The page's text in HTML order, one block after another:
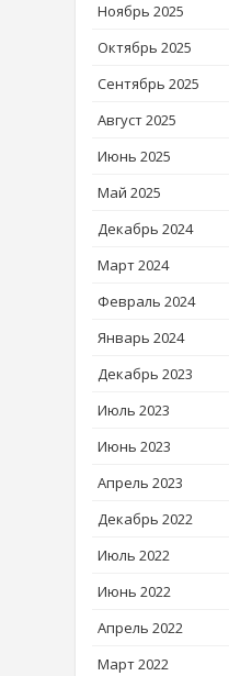
Ноябрь 2025
Октябрь 2025
Сентябрь 2025
Август 2025
Июнь 2025
Май 2025
Декабрь 2024
Март 2024
Февраль 2024
Январь 2024
Декабрь 2023
Июль 2023
Июнь 2023
Апрель 2023
Декабрь 2022
Июль 2022
Июнь 2022
Апрель 2022
Март 2022